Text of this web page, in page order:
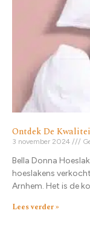
Ontdek De
3 november 2024
Bella Donna
hoeslakens
Arnhem. Het is de
Lees verder »